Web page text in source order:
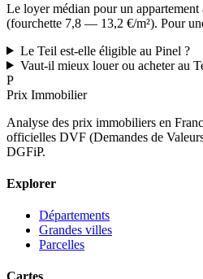
Le loyer médian pour un appartement
(fourchette 7,8 — 13,2 €/m²). Pour
Le Teil est-elle éligible au Pinel ?
Vaut-il mieux louer ou acheter au
P
Prix Immobilier
Analyse des prix immobiliers en
officielles DVF (Demandes de
DGFiP.
Explorer
Départements
Grandes villes
Parcelles